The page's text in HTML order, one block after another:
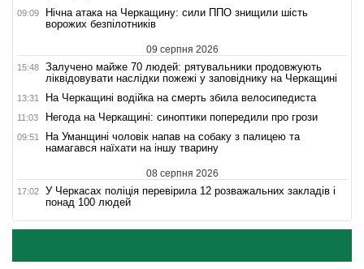
09:09
Нічна атака на Черкащину: сили ППО знищили шість
ворожих безпілотників
09 серпня 2026
15:48
Залучено майже 70 людей: рятувальники продовжують
ліквідовувати наслідки пожежі у заповіднику на Черкащині
13:31 На Черкащині водійка на смерть збила велосипедиста
11:03 Негода на Черкащині: синоптики попередили про грози
09:51
На Уманщині чоловік напав на собаку з палицею та
намагався наїхати на іншу тварину
08 серпня 2026
17:02
У Черкасах поліція перевірила 12 розважальних закладів і
понад 100 людей